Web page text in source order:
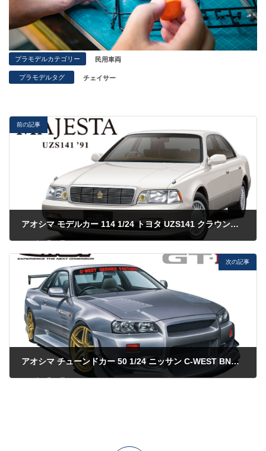
プラモデルカテゴリー 民用車両
プラモデルタグ チェイサー
前の記事
アオシマ モデルカー 114 1/24 トヨタ UZS141 クラウンマジェスタ
2023年5月28日
次の記事
アオシマ チューンドカー 50 1/24 ニッサン C-WEST BNR34 スカイラインGT-R '02
2023年5月28日